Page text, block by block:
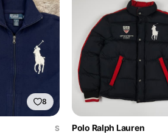
8
S
Polo Ralph Lauren